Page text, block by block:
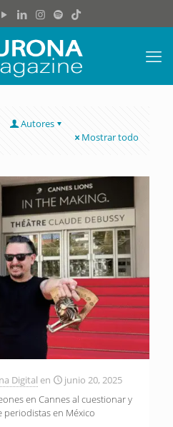
Autores
Mostrar todo
Digital en
junio 20, 2025
en Cannes al cuestionar y
periodistas en México